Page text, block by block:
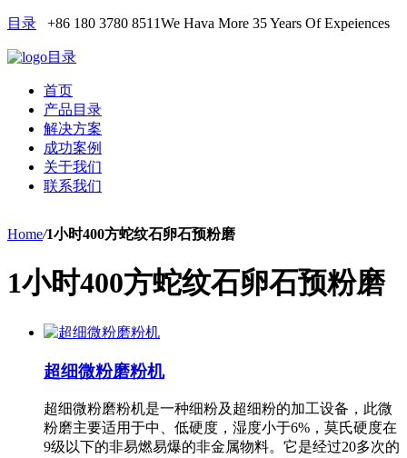
目录 +86 180 3780 8511We Hava More 35 Years Of Expeiences
目录
首页
产品目录
解决方案
成功案例
关于我们
联系我们
Home/1小时400方蛇纹石卵石预粉磨
1小时400方蛇纹石卵石预粉磨
超细微粉磨粉机
超细微粉磨粉机是一种细粉及超细粉的加工设备，此微
粉磨主要适用于中、低硬度，湿度小于6%，莫氏硬度在
9级以下的非易燃易爆的非金属物料。它是经过20多次的